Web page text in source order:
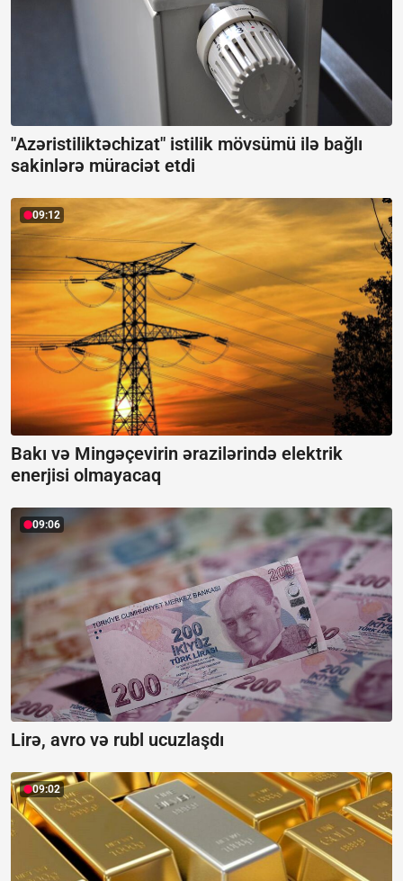
"Azəristiliktəchizat" istilik mövsümü ilə bağlı
sakinlərə müraciət etdi
09:12
Bakı və Mingəçevirin ərazilərində elektrik
enerjisi olmayacaq
09:06
Lirə, avro və rubl ucuzlaşdı
09:02